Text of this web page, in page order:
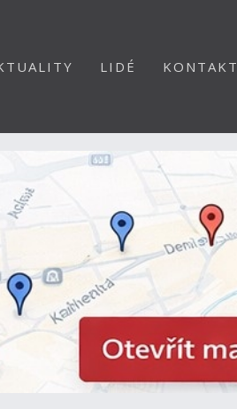
LIDÉ KONTAKT